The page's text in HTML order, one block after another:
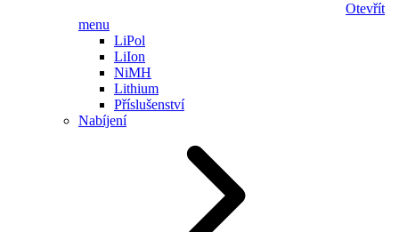
Otevřít
menu
LiPol
LiIon
NiMH
Lithium
Příslušenství
Nabíjení